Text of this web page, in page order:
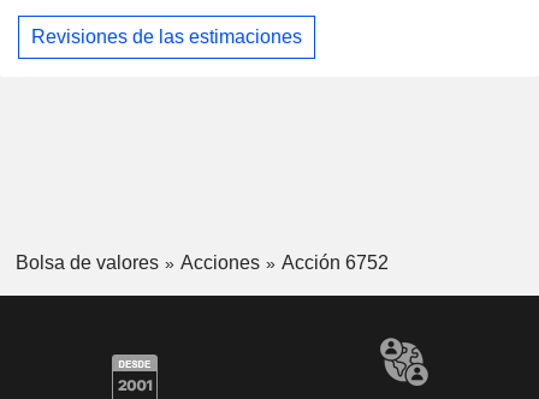
Revisiones de las estimaciones
Bolsa de valores Acciones Acción 6752